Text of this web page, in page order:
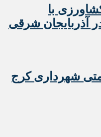
۴۷ طرح کشاورزی با
آذربایجان شرقی
شهرداری کرج